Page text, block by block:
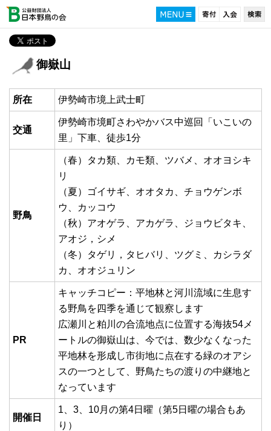
御嶽山
所在 伊勢崎市境上武士町
交通
伊勢崎市境町さわやかバス中巡回「いこいの
里」下車、徒歩1分
野鳥
（春）タカ類、カモ類、ツバメ、オオヨシキ
リ
（夏）ゴイサギ、オオタカ、チョウゲンボ
ウ、カッコウ
（秋）アオゲラ、アカゲラ、ジョウビタキ、
アオジ，シメ
（冬）タゲリ，タヒバリ、ツグミ、カシラダ
カ、オオジュリン
PR
キャッチコピー：平地林と河川流域に生息す
る野鳥を四季を通じて観察します
広瀬川と粕川の合流地点に位置する海抜54メ
ートルの御嶽山は、今では、数少なくなった
平地林を形成し市街地に点在する緑のオアシ
スの一つとして、野鳥たちの渡りの中継地と
なっています
開催日
1、3、10月の第4日曜（第5日曜の場合もあ
り）